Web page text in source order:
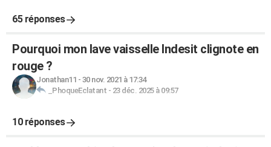
65 réponses
Pourquoi mon lave vaisselle Indesit clignote en
rouge ?
Jonathan11 - 30 nov. 2021 à 17:34
_PhoqueEclatant - 23 déc. 2025 à 09:57
10 réponses